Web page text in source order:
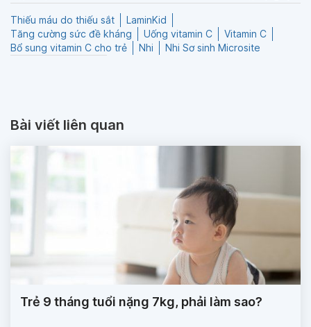
Thiếu máu do thiếu sắt
LaminKid
Tăng cường sức đề kháng
Uống vitamin C
Vitamin C
Bổ sung vitamin C cho trẻ
Nhi Nhi Sơ sinh Microsite
Bài viết liên quan
Trẻ 9 tháng tuổi nặng 7kg, phải làm sao?